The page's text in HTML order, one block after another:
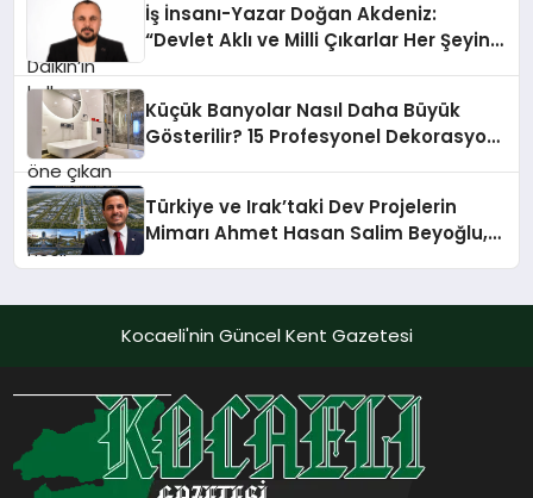
teknolojilerle donatılmış son modeli
VRV kontrol ünitesi Madoka Plus
Türkiye’de satışa sunuldu. Tam
dokunmatik ekranı, mobil uygulama
desteği ve akıllı sensör entegrasyonu
sayesinde iklimlendirme sistemlerinin
yönetimini daha kolay, konforlu ve
verimli hale getiriyor. Enerji
verimliliğini artırırken modern yaşam
İş İnsanı-Yazar Doğan Akdeniz:
“Devlet Aklı ve Milli Çıkarlar Her Şeyin
Küçük Banyolar Nasıl Daha Büyük
Gösterilir? 15 Profesyonel Dekorasyon
Türkiye ve Irak’taki Dev Projelerin
Mimarı Ahmet Hasan Salim Beyoğlu,
Hayata Geçirecek
Kocaeli'nin Güncel Kent Gazetesi